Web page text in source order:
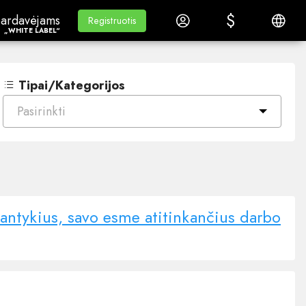
Label“
„WHITE LABEL“
Mokymasis
Mokymasis
Registruotis
Registruotis Prisijungti $
$ Lietuvių
Tipai/Kategorijos
Pasirinkti
savo esme atitinkančius darbo